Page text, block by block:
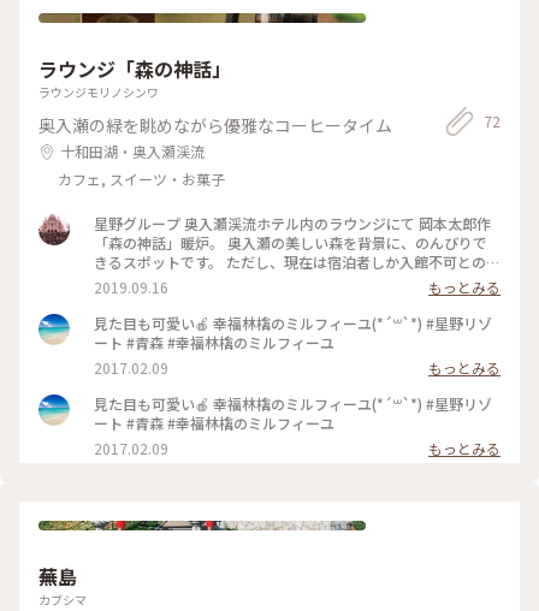
ことりっぷ青森 #キュンパス #JR東日本 #A-FACTORY #A-
#Gelato nature due#ジェラート#青森産 #青森屋#ごぼうチョ
コ #らぷる#いのち#チョコQすけ #おみやげ #青森駅#新青森駅
れも吹っ飛びました✨
ラウンジ「森の神話」
ラウンジモリノシンワ
奥入瀬の緑を眺めながら優雅なコーヒータイム
十和田湖・奥入瀬渓流
カフェ, スイーツ・お菓子
72
星野グループ 奥入瀬渓流ホテル内のラウンジにて 岡本太郎作
「森の神話」暖炉。 奥入瀬の美しい森を背景に、のんびりで
きるスポットです。 ただし、現在は宿泊者しか入館不可とのこ
と。 #青森 #奥入瀬 #星野グループ #ホテルのラウンジ #夜はバ
ー
2019.09.16
もっとみる
見た目も可愛い🍎 幸福林檎のミルフィーユ(*´꒳`*) #星野リゾ
ート #青森 #幸福林檎のミルフィーユ
2017.02.09
もっとみる
見た目も可愛い🍎 幸福林檎のミルフィーユ(*´꒳`*) #星野リゾ
ート #青森 #幸福林檎のミルフィーユ
2017.02.09
もっとみる
蕪島
カブシマ